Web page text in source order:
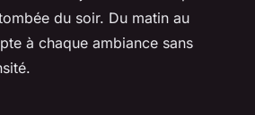
du soir. Du matin au
à chaque ambiance sans